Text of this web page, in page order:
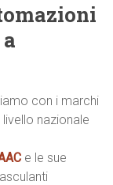
con i marchi
nazionale
e le sue